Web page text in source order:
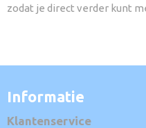
zodat je direct verder kunt
Informatie
Klantenservice